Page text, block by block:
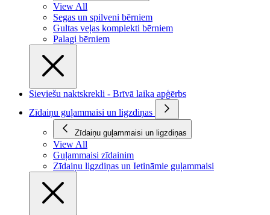
View All
Segas un spilveni bērniem
Gultas veļas komplekti bērniem
Palagi bērniem
Sieviešu naktskrekli - Brīvā laika apģērbs
Zīdaiņu guļammaisi un ligzdiņas
Zīdaiņu guļammaisi un ligzdiņas
View All
Guļammaisi zīdainim
Zīdaiņu ligzdiņas un Ietināmie guļammaisi